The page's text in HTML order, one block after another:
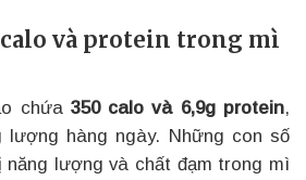
và protein trong mì
chứa 350 calo và 6,9g protein,
lượng hàng ngày. Những con số
năng lượng và chất đạm trong mì